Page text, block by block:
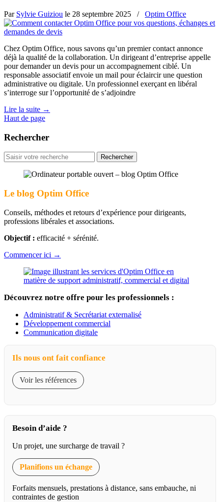
Par Sylvie Guiziou le 28 septembre 2025 / Optim Office
Chez Optim Office, nous savons qu’un premier contact annonce
déjà la qualité de la collaboration. Un dirigeant d’entreprise appelle
pour demander un devis pour un accompagnement ciblé. Un
responsable associatif envoie un mail pour éclaircir une question
administrative ou digitale. Un professionnel exerçant en libéral
s’interroge sur l’opportunité de s’adjoindre
Lire la suite →
Haut de page
Rechercher
Rechercher
pour
Le blog Optim Office
Conseils, méthodes et retours d’expérience pour dirigeants,
professions libérales et associations.
Objectif : efficacité + sérénité.
Commencer ici →
Découvrez notre offre pour les professionnels :
Administratif & Secrétariat externalisé
Développement commercial
Communication digitale
Ils nous ont fait confiance
Voir les références
Besoin d’aide ?
Un projet, une surcharge de travail ?
Planifions un échange
Forfaits mensuels, prestations à distance, sans embauche, ni
contraintes de gestion